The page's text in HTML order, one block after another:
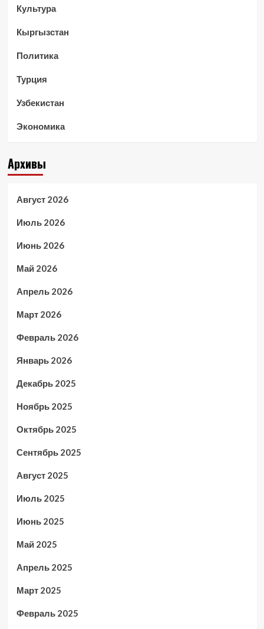
Культура
Кыргызстан
Политика
Турция
Узбекистан
Экономика
Архивы
Август 2026
Июль 2026
Июнь 2026
Май 2026
Апрель 2026
Март 2026
Февраль 2026
Январь 2026
Декабрь 2025
Ноябрь 2025
Октябрь 2025
Сентябрь 2025
Август 2025
Июль 2025
Июнь 2025
Май 2025
Апрель 2025
Март 2025
Февраль 2025